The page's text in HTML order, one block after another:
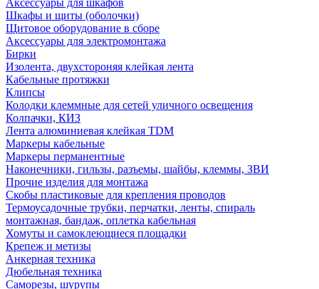
Аксессуары для шкафов
Шкафы и щиты (оболочки)
Щитовое оборудование в сборе
Аксессуары для электромонтажа
Бирки
Изолента, двухстороняя клейкая лента
Кабельные протяжки
Клипсы
Колодки клеммные для сетей уличного освещения
Колпачки, КИЗ
Лента алюминиевая клейкая TDM
Маркеры кабельные
Маркеры перманентные
Наконечники, гильзы, разъемы, шайбы, клеммы, ЗВИ
Прочие изделия для монтажа
Скобы пластиковые для крепления проводов
Термоусадочные трубки, перчатки, ленты, спираль
монтажная, бандаж, оплетка кабельная
Хомуты и самоклеющиеся площадки
Крепеж и метизы
Анкерная техника
Дюбельная техника
Саморезы, шурупы